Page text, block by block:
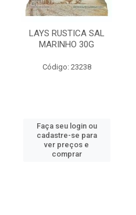
LAYS RUSTICA SAL
MARINHO 30G
Código: 23238
Faça seu login ou
cadastre-se para
ver preços e
comprar